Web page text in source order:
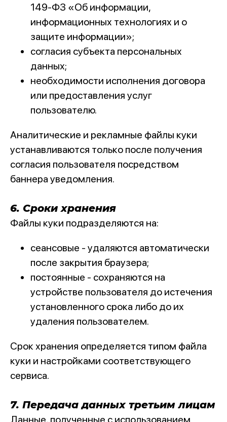
149-ФЗ «Об информации,
информационных технологиях и о
защите информации»;
согласия субъекта персональных
данных;
необходимости исполнения договора
или предоставления услуг
пользователю.
Аналитические и рекламные файлы куки
устанавливаются только после получения
согласия пользователя посредством
баннера уведомления.
6. Сроки хранения
Файлы куки подразделяются на:
сеансовые - удаляются автоматически
после закрытия браузера;
постоянные - сохраняются на
устройстве пользователя до истечения
установленного срока либо до их
удаления пользователем.
Срок хранения определяется типом файла
куки и настройками соответствующего
сервиса.
7. Передача данных третьим лицам
Данные, полученные с использованием